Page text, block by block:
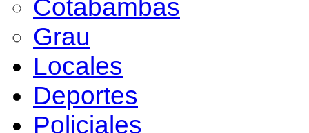
Cotabambas
Grau
Locales
Deportes
Policiales